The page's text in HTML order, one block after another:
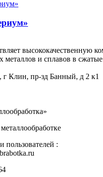
высококачественную
металлов и сплавов в
г Клин, пр-зд Банный, д 2 к1
пользователей :